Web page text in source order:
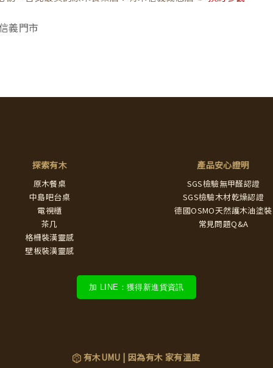
探索有木
原木餐桌
中島吧台桌
電視櫃
茶几
格柵裝潢靈感
壁板裝潢靈感
產品安心證明
SGS檢驗無甲醛認證
SGS檢驗木材乾燥認證
德國OSMO天然護木油塗裝
常見問題Q&A
加 LINE：獲得新進貨資訊
有木UMU | 因為有木 家有溫度